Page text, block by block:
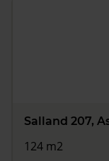
Salland 207,
124 m2